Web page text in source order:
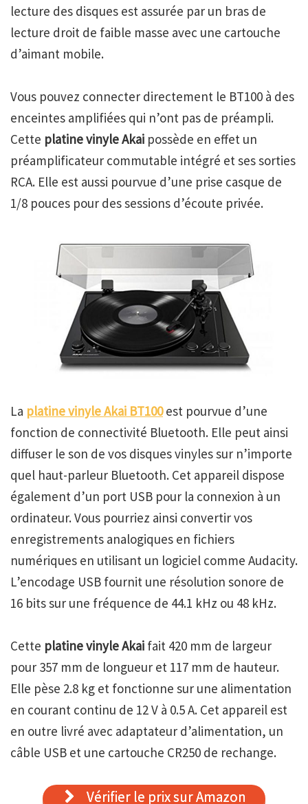
lecture des disques est assurée par un bras de
lecture droit de faible masse avec une cartouche
d’aimant mobile.
Vous pouvez connecter directement le BT100 à des
enceintes amplifiées qui n’ont pas de préampli.
Cette platine vinyle Akai possède en effet un
préamplificateur commutable intégré et ses sorties
RCA. Elle est aussi pourvue d’une prise casque de
1/8 pouces pour des sessions d’écoute privée.
La platine vinyle Akai BT100est pourvue d’une
fonction de connectivité Bluetooth. Elle peut ainsi
diffuser le son de vos disques vinyles sur n’importe
quel haut-parleur Bluetooth. Cet appareil dispose
également d’un port USB pour la connexion à un
ordinateur. Vous pourriez ainsi convertir vos
enregistrements analogiques en fichiers
numériques en utilisant un logiciel comme Audacity.
L’encodage USB fournit une résolution sonore de
16 bits sur une fréquence de 44.1 kHz ou 48 kHz.
Cette platine vinyle Akai fait 420 mm de largeur
pour 357 mm de longueur et 117 mm de hauteur.
Elle pèse 2.8 kg et fonctionne sur une alimentation
en courant continu de 12 V à 0.5 A. Cet appareil est
en outre livré avec adaptateur d’alimentation, un
câble USB et une cartouche CR250 de rechange.
Vérifier le prix sur Amazon